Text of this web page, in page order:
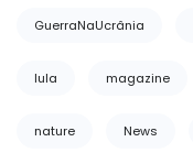
GuerraNaUcrânia
lula magazine
nature News